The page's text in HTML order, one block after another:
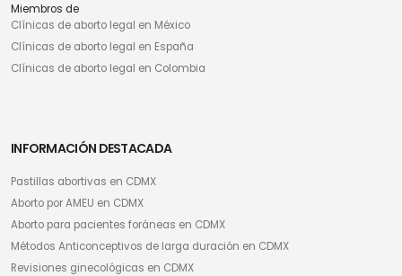
Miembros de
Clínicas de aborto legal en México
Clínicas de aborto legal en España
Clínicas de aborto legal en Colombia
INFORMACIÓN DESTACADA
Pastillas abortivas en CDMX
Aborto por AMEU en CDMX
Aborto para pacientes foráneas en CDMX
Métodos Anticonceptivos de larga duración en CDMX
Revisiones ginecológicas en CDMX